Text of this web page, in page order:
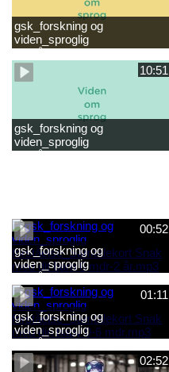
gsk_forskning og
viden_sproglig
forståelse_Snak med dit barn
2-6 år.mp4
10:51
gsk_forskning og
viden_sproglig
forståelse_Barnets sproglige
00:52
gsk_forskning og
viden_sproglig
forståelse_Samtalekort Snak
med dit barn 6 mdr-2 år.mp3
01:11
gsk_forskning og
viden_sproglig
forståelse_Samtalekort Snak
med din baby 0-6 mdr.mp302:52